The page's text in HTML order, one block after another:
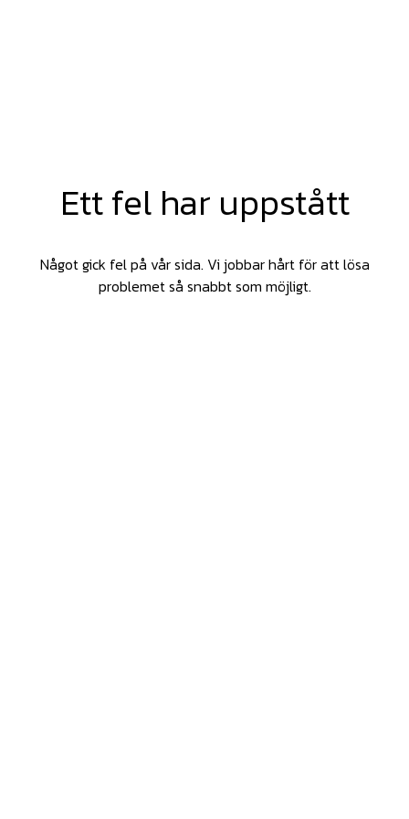
Ett fel har uppstått
Något gick fel på vår sida. Vi jobbar hårt för att lösa
problemet så snabbt som möjligt.